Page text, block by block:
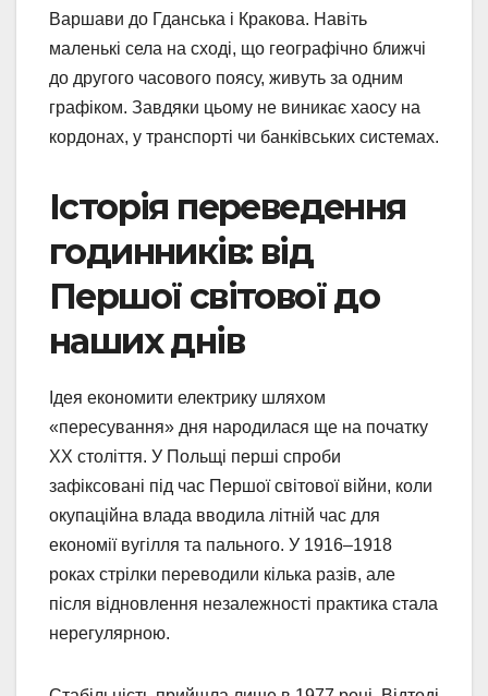
Варшави до Гданська і Кракова. Навіть
маленькі села на сході, що географічно ближчі
до другого часового поясу, живуть за одним
графіком. Завдяки цьому не виникає хаосу на
кордонах, у транспорті чи банківських системах.
Історія переведення
годинників: від
Першої світової до
наших днів
Ідея економити електрику шляхом
«пересування» дня народилася ще на початку
XX століття. У Польщі перші спроби
зафіксовані під час Першої світової війни, коли
окупаційна влада вводила літній час для
економії вугілля та пального. У 1916–1918
роках стрілки переводили кілька разів, але
після відновлення незалежності практика стала
нерегулярною.